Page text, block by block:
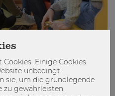
und
Cookies. Einige Cookies
unbedingt
sie, um die grundlegende
gewährleisten.